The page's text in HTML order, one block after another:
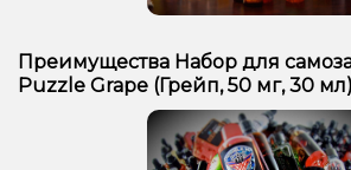
Преимущества Набор для
Puzzle Grape (Грейп, 50 мг, 30 мл)